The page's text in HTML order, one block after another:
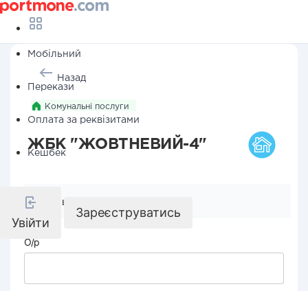
Мобільний
Перекази
Оплата за реквізитами
Кешбек
Увійти
Зареєструватись
Назад
Комунальні послуги
ЖБК "ЖОВТНЕВИЙ-4"
Реквізити компанії
О/р